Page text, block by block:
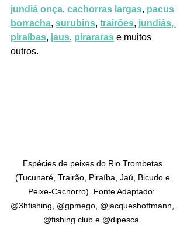
jundiá onça, cachorras largas, pacus
borracha, surubins, trairões, jundiás,
piraíbas, jaus, pirararas e muitos
outros.
Espécies de peixes do Rio Trombetas
(Tucunaré, Trairão, Piraíba, Jaú, Bicudo e
Peixe-Cachorro). Fonte Adaptado:
@3hfishing, @gpmego, @jacqueshoffmann,
@fishing.club e @dipesca_